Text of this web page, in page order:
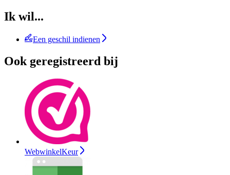
Ik wil...
Een geschil indienen
Ook geregistreerd bij
WebwinkelKeur